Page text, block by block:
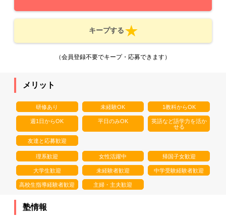
キープする
（会員登録不要でキープ・応募できます）
メリット
研修あり 未経験OK 1教科からOK
週1日からOK 平日のみOK
英語など語学力を活か
せる
友達と応募歓迎
理系歓迎 女性活躍中 帰国子女歓迎
大学生歓迎 未経験者歓迎 中学受験経験者歓迎
高校生指導経験者歓迎 主婦・主夫歓迎
塾情報